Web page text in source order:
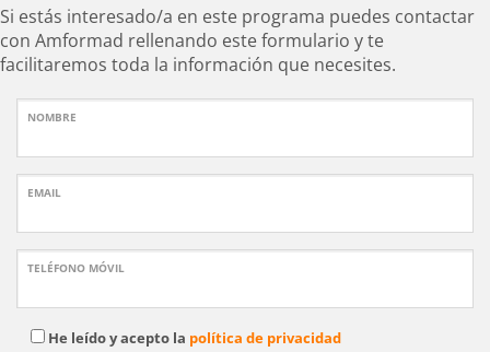
Si estás interesado/a en este programa puedes contactar
con Amformad rellenando este formulario y te
facilitaremos toda la información que necesites.
NOMBRE
EMAIL
TELÉFONO MÓVIL
He leído y acepto la política de privacidad